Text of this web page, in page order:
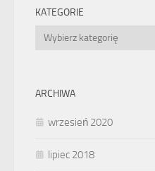
KATEGORIE
Kategorie
ARCHIWA
wrzesień 2020
lipiec 2018